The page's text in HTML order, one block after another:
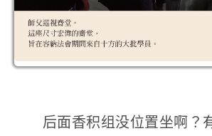
后面香积组没位置坐啊？